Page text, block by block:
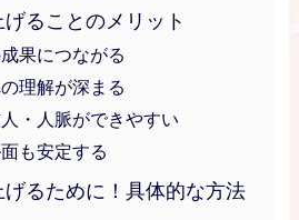
ることのメリット
果につながる
理解が深まる
・人脈ができやすい
も安定する
げるために！具体的な方法